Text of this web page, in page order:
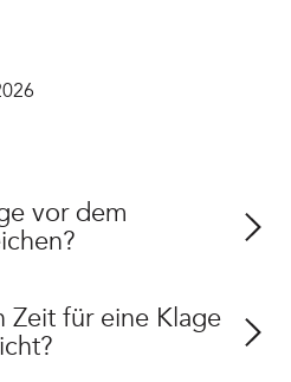
vor dem
Zeit für eine Klage